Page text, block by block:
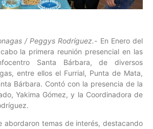
/ Peggys Rodríguez.- En Enero del
la primera reunión presencial en las
Santa Bárbara, de diversos
entre ellos el Furrial, Punta de Mata,
Bárbara. Contó con la presencia de la
Yakima Gómez, y la Coordinadora de
abordaron temas de interés, destacando